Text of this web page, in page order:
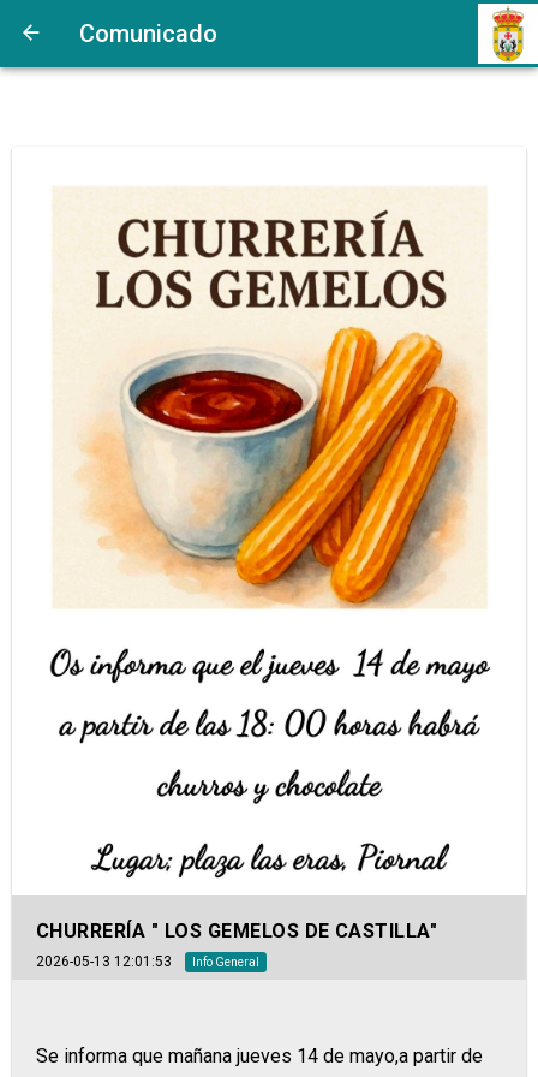
Comunicado
CHURRERÍA " LOS GEMELOS DE CASTILLA"
2026-05-13 12:01:53 Info General
Se informa que mañana jueves 14 de mayo,a partir de